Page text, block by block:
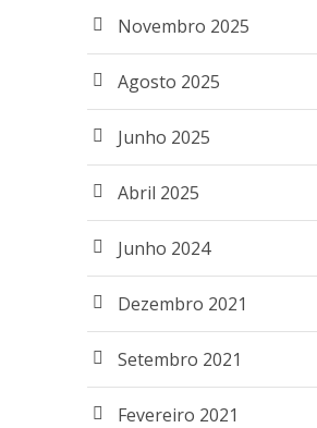
Novembro 2025
Agosto 2025
Junho 2025
Abril 2025
Junho 2024
Dezembro 2021
Setembro 2021
Fevereiro 2021